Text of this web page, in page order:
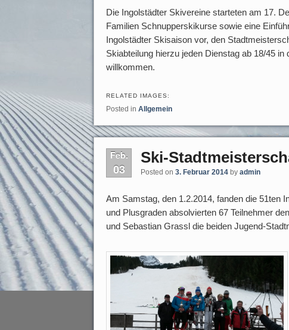
Die Ingolstädter Skivereine starteten am 17.
Familien Schnupperskikurse sowie eine
Ingolstädter Skisaison vor, den
Skiabteilung hierzu jeden Dienstag ab 18/45
willkommen.
RELATED IMAGES:
Posted in Allgemein
Feb.
03
Ski-
Posted on 3. Februar 2014 by admin
Am Samstag, den 1.2.2014, fanden die 51ten
und Plusgraden absolvierten 67 Teilnehmer
und Sebastian Grassl die beiden Jugend-